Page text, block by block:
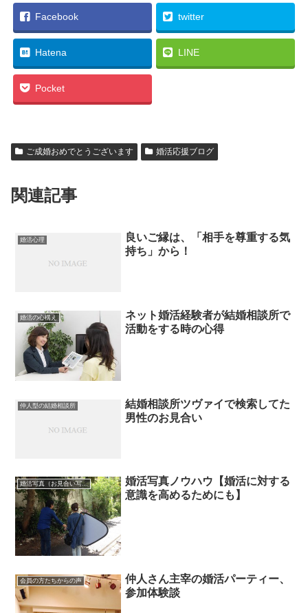
Facebook twitter
Hatena LINE
Pocket
ご成婚おめでとうございます 婚活応援ブログ
関連記事
婚活心理
良いご縁は、「相手を尊重する気
持ち」から！
婚活の心構え
ネット婚活経験者が結婚相談所で
活動をする時の心得
仲人型の結婚相談所
結婚相談所ツヴァイで検索してた
男性のお見合い
婚活写真（お見合い写真）
婚活写真ノウハウ【婚活に対する
意識を高めるためにも】
会員の方たちからの声
仲人さん主宰の婚活パーティー、
参加体験談